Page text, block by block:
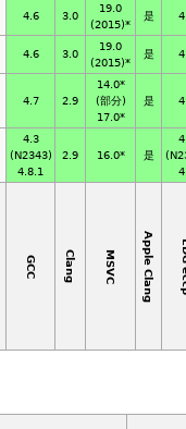
4.6 3.0
19.0
(2015)*
是
4.6 3.0
19.0
(2015)*
是
4.7 2.9
14.0*
(部分)
17.0*
是
4.3
(N2343)
4.8.1
2.9 16.0* 是
GCC Clang MSVC Apple Clang